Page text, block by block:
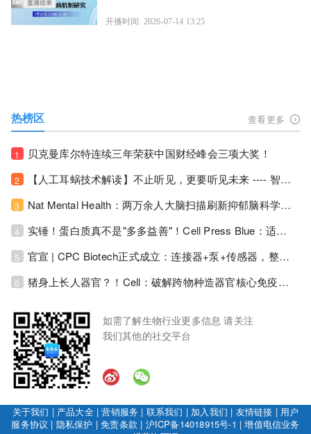
开播时间: 2026-07-14 13:25
热榜区 查看更多
1 贝克曼库尔特连续三年荣获中国财经峰会三项大奖！
2 【人工耳蜗技术解读】不止听见，更要听见未来 ---- 智能耳蜗，开启人工耳蜗技术新纪元！
3 Nat Mental Health：两万余人大脑扫描刷新抑郁脑科学认知！抑郁不只是情绪病，视觉、运动脑区同步受损！
4 实锤！蛋白质真不是"多多益善"！Cell Press Blue：适度限蛋白，反而拉长健康寿命！
5 官宣 | CPC Biotech正式成立：连接器+泵+传感器，整合生物制药流体管理解决方案！
6 猪身上长人器官？！Cell：破解跨物种造器官核心免疫关卡！全新异种吞噬机制打通人体器官培育赛道！
如需了解生物行业更多信息 请关注
我们其他的社交平台
关于我们 | 产品大全|营销服务 | 联系我们 | 加入我们 | 友情链接 | 用户
服务协议 | 隐私保护 |免责条款 | 沪ICP备14018915号-1 |增值电信业务